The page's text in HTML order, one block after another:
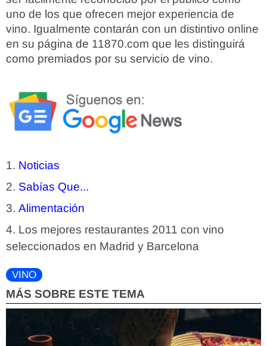
uno de los que ofrecen mejor experiencia de
vino. Igualmente contarán con un distintivo online
en su página de 11870.com que les distinguirá
como premiados por su servicio de vino.
Noticias
Sabías Que...
Alimentación
Los mejores restaurantes 2011 con vino
seleccionados en Madrid y Barcelona
VINO
MÁS SOBRE ESTE TEMA